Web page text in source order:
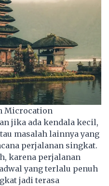
Microcation
jika ada kendala kecil,
masalah lainnya yang
perjalanan singkat.
karena perjalanan
yang terlalu penuh
jadi terasa